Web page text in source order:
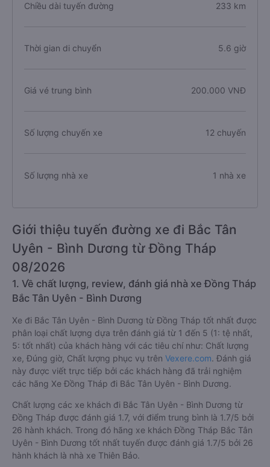
Chiều dài tuyến đường 233 km
Thời gian di chuyển 5.6 giờ
Giá vé trung bình 200.000 VNĐ
Số lượng chuyến xe 12 chuyến
Số lượng nhà xe 1 nhà xe
Giới thiệu tuyến đường xe đi Bắc Tân
Uyên - Bình Dương từ Đồng Tháp
08/2026
1. Về chất lượng, review, đánh giá nhà xe Đồng Tháp
Bắc Tân Uyên - Bình Dương
Xe đi Bắc Tân Uyên - Bình Dương từ Đồng Tháp tốt nhất được
phân loại chất lượng dựa trên đánh giá từ 1 đến 5 (1: tệ nhất,
5: tốt nhất) của khách hàng với các tiêu chí như: Chất lượng
xe, Đúng giờ, Chất lượng phục vụ trên Vexere.com. Đánh giá
này được viết trực tiếp bởi các khách hàng đã trải nghiệm
các hãng Xe Đồng Tháp đi Bắc Tân Uyên - Bình Dương.
Chất lượng các xe khách đi Bắc Tân Uyên - Bình Dương từ
Đồng Tháp được đánh giá 1.7, với điểm trung bình là 1.7/5 bởi
26 hành khách. Trong đó hãng xe khách Đồng Tháp Bắc Tân
Uyên - Bình Dương tốt nhất tuyến được đánh giá 1.7/5 bởi 26
hành khách là nhà xe Thiên Bảo.